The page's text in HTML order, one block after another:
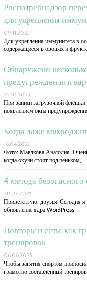
Роспотребнадзор
для укрепления
09.11.2025
Для укрепления иммунитета в
содержащиеся в овощах и
Обнаружено
предупреждения и
25.10.2025
При записи загрузочной
появлением окна
Когда даже
16.04.2026
Фото: Маилкова Анатолия.
когда окуни стоят под пеньком, …
4 метода
28.07.2025
Приветствую, друзья! Сегодня я
обновление ядра WordPress. …
Повторы и сеты: как
тренировок
06.06.2025
Чтобы занятия спортом
грамотно составленный